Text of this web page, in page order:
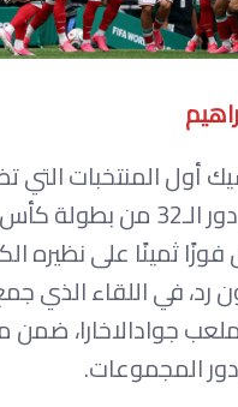
أول المنتخبات التي
تأهلها رسميًا إلى دور الـ32 من
فوزًا ثمينًا على نظيره
في اللقاء الذي
جوادالاخارا،
دور المجموعات.